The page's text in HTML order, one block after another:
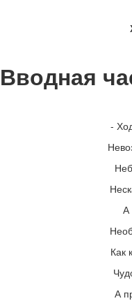
Детские стихи о
Физкультминутки
Загадки для детей в
Вводная
-
А
Как
А